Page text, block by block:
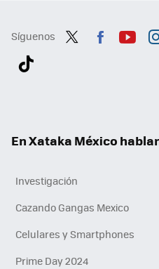
Síguenos
En Xataka México
Investigación
Cazando Gangas Mexico
Celulares y Smartphones
Prime Day 2024